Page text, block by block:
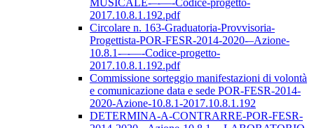
MUSICALE-–-––-Codice-progetto-
2017.10.8.1.192.pdf
Circolare n. 163-Graduatoria-Provvisoria-
Progettista-POR-FESR-2014-2020-–Azione-
10.8.1-–-––-Codice-progetto-
2017.10.8.1.192.pdf
Commissione sorteggio manifestazioni di volontà
e comunicazione data e sede POR-FESR-2014-
2020-Azione-10.8.1-2017.10.8.1.192
DETERMINA-A-CONTRARRE-POR-FESR-